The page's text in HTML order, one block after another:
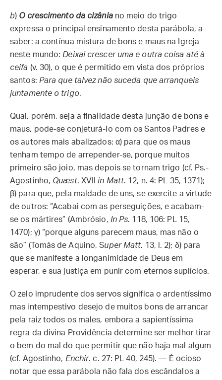
b) O crescimento da cizâniano meio do trigo
expressa o principal ensinamento desta parábola, a
saber: a contínua mistura de bons e maus na Igreja
neste mundo: Deixai crescer uma e outra coisa até à
ceifa (v. 30), o que é permitido em vista dos próprios
santos: Para que talvez não suceda que arranqueis
juntamente o trigo.
Qual, porém, seja a finalidade desta junção de bons e
maus, pode-se conjeturá-lo com os Santos Padres e
os autores mais abalizados: α) para que os maus
tenham tempo de arrepender-se, porque muitos
primeiro são joio, mas depois se tornam trigo (cf. Ps.-
Agostinho, Quæst. XVIIin Matt. 12, n. 4: PL 35, 1371);
β) para que, pela maldade de uns, se exercite a virtude
de outros: “Acabai com as perseguições, e acabam-
se os mártires” (Ambrósio, In Ps. 118, 106: PL 15,
1470); γ) “porque alguns parecem maus, mas não o
são” (Tomás de Aquino, Super Matt. 13, l. 2); δ) para
que se manifeste a longanimidade de Deus em
esperar, e sua justiça em punir com eternos suplícios.
O zelo imprudente dos servos significa o ardentíssimo
mas intempestivo desejo de muitos bons de arrancar
pela raiz todos os males, embora a sapientíssima
regra da divina Providência determine ser melhor tirar
o bem do mal do que permitir que não haja mal algum
(cf. Agostinho, Enchir. c. 27: PL 40, 245). — É ocioso
notar que essa parábola não fala dos escândalos a